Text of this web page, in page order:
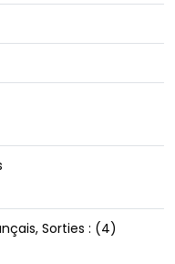
Sorties : (4)